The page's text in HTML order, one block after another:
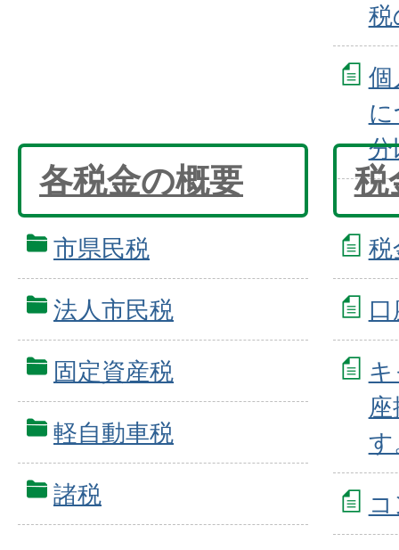
税
個
分
各税金の概要
市県民税
法人市民税
固定資産税
軽自動車税
諸税
税
税
す